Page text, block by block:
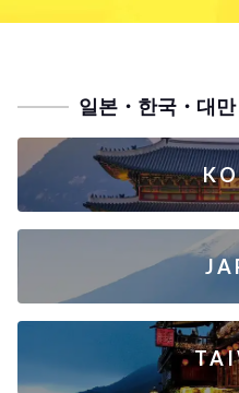
일본・한국・대